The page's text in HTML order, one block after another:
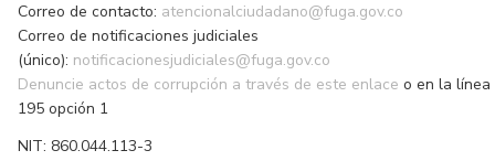
Correo de contacto: atencionalciudadano@fuga.gov.co
Correo de notificaciones judiciales
(único): notificacionesjudiciales@fuga.gov.co
Denuncie actos de corrupción a través de este enlace o en la línea
195 opción 1
NIT: 860.044.113-3